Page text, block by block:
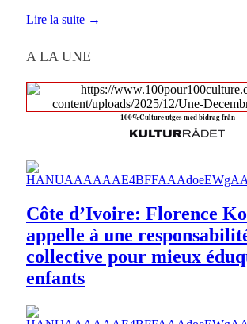
Lire la suite →
A LA UNE
100%Culture utges med bidrag från
Côte d’Ivoire: Florence
appelle à une
collective pour mieux
enfants